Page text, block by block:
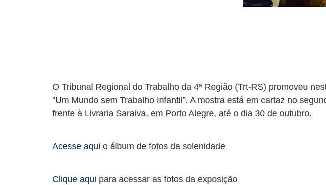
O Tribunal Regional do Trabalho da 4ª Região (Trt-RS) promoveu
“Um Mundo sem Trabalho Infantil”. A mostra está em cartaz no
frente à Livraria Saraiva, em Porto Alegre, até o dia 30 de outubro.
Acesse aqui o álbum de fotos da solenidade
Clique aqui para acessar as fotos da exposição